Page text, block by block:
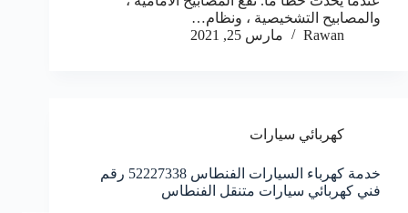
والمصابيح التشخيصية ، ونظام…
Rawan
مارس 25, 2021
كهربائي سيارات
خدمة كهرباء السيارات الفنطاس 52227338 رقم
فني كهربائي سيارات متنقل الفنطاس